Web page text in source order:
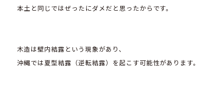
本土と同じではぜったにダメだと思ったからです。
木造は壁内結露という現象があり、
沖縄では夏型結露（逆転結露）を起こす可能性があります。